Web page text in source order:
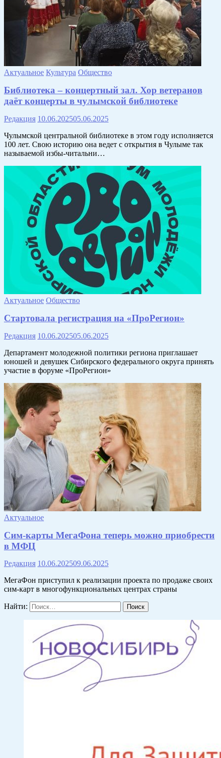
Актуальное Культура Общество
Библиотека – концертный зал. Хор ветеранов
даёт концерты в чулымской библиотеке
Редакция 10.06.202505.06.2025
Чулымской центральной библиотеке в этом году исполняется
100 лет. Свою историю она ведет с открытия в Чулыме так
называемой избы-читальни…
Актуальное Общество
Стартовала регистрация на «ПроРегион»
Редакция 10.06.202505.06.2025
Департамент молодежной политики региона приглашает
юношей и девушек Сибирского федерального округа принять
участие в форуме «ПроРегион»
Актуальное
Сим-карты МегаФона теперь можно приобрести
в МФЦ
Редакция 10.06.202509.06.2025
МегаФон приступил к реализации проекта по продаже своих
сим-карт в многофункциональных центрах страны
Найти: